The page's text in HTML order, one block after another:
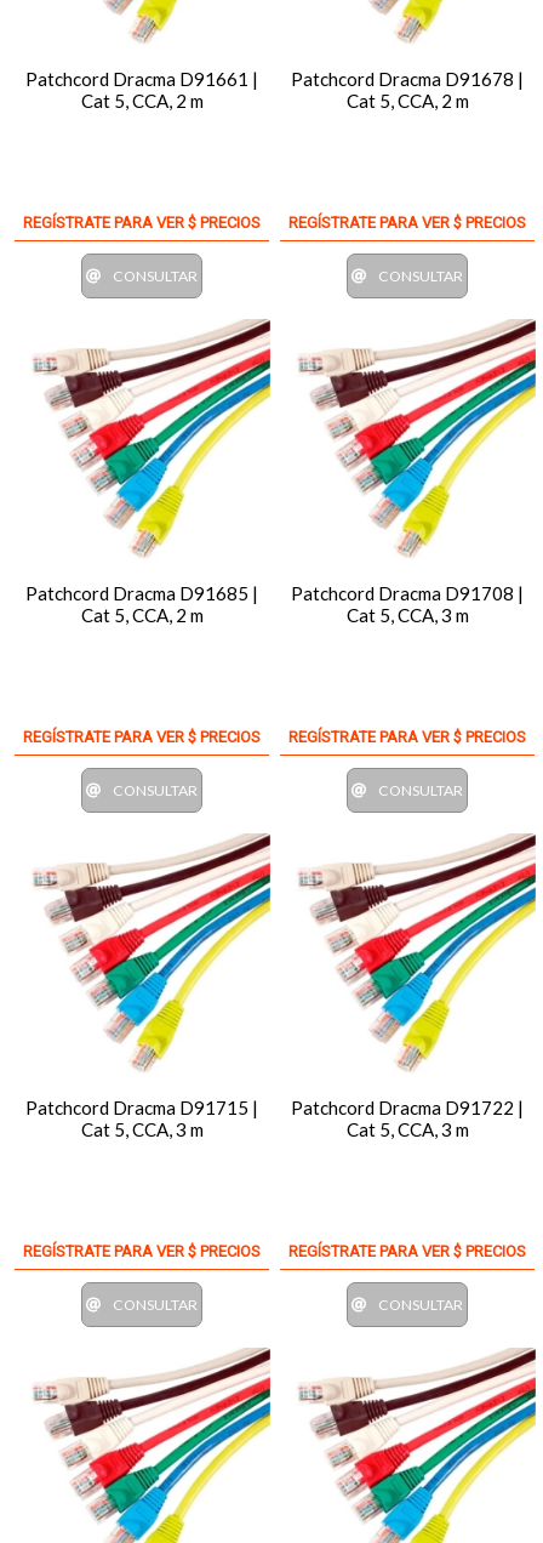
Patchcord Dracma D91661 |
Cat 5, CCA, 2 m
REGÍSTRATE PARA VER $ PRECIOS
CONSULTAR
Patchcord Dracma D91678 |
Cat 5, CCA, 2 m
REGÍSTRATE PARA VER $ PRECIOS
CONSULTAR
Patchcord Dracma D91685 |
Cat 5, CCA, 2 m
REGÍSTRATE PARA VER $ PRECIOS
CONSULTAR
Patchcord Dracma D91708 |
Cat 5, CCA, 3 m
REGÍSTRATE PARA VER $ PRECIOS
CONSULTAR
Patchcord Dracma D91715 |
Cat 5, CCA, 3 m
REGÍSTRATE PARA VER $ PRECIOS
CONSULTAR
Patchcord Dracma D91722 |
Cat 5, CCA, 3 m
REGÍSTRATE PARA VER $ PRECIOS
CONSULTAR